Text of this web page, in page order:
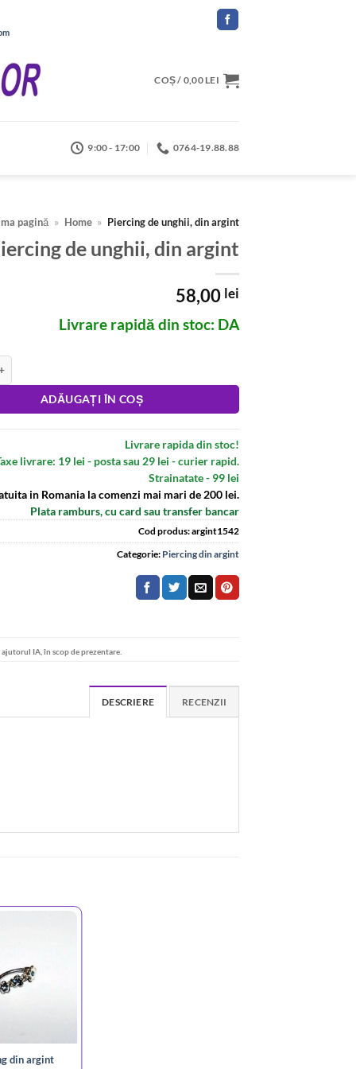
COȘ / 0,00 LEI
9:00 - 17:00 0764-19.88.88
pagină » Home » Piercing de unghii, din argint
de unghii, din argint
58,00 lei
Livrare rapidă din stoc: DA
ADĂUGAȚI ÎN COȘ
Livrare rapida din stoc!
livrare: 19 lei - posta sau 29 lei - curier rapid.
Strainatate - 99 lei
in Romania la comenzi mai mari de 200 lei.
Plata ramburs, cu card sau transfer bancar
Cod produs:argint1542
Categorie: Piercing din argint
IA, în scop de prezentare.
DESCRIERE RECENZII
din argint